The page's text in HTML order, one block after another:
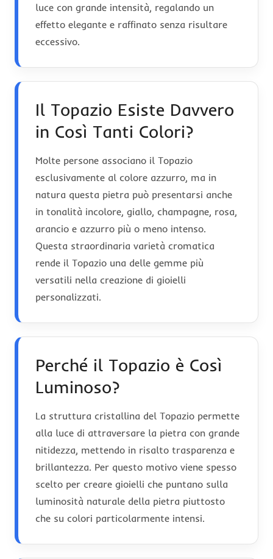
luce con grande intensità, regalando un
effetto elegante e raffinato senza risultare
eccessivo.
Il Topazio Esiste Davvero
in Così Tanti Colori?
Molte persone associano il Topazio
esclusivamente al colore azzurro, ma in
natura questa pietra può presentarsi anche
in tonalità incolore, giallo, champagne, rosa,
arancio e azzurro più o meno intenso.
Questa straordinaria varietà cromatica
rende il Topazio una delle gemme più
versatili nella creazione di gioielli
personalizzati.
Perché il Topazio è Così
Luminoso?
La struttura cristallina del Topazio permette
alla luce di attraversare la pietra con grande
nitidezza, mettendo in risalto trasparenza e
brillantezza. Per questo motivo viene spesso
scelto per creare gioielli che puntano sulla
luminosità naturale della pietra piuttosto
che su colori particolarmente intensi.